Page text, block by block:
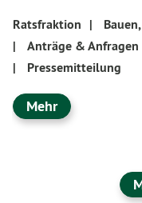
Ratsfraktion |
|
Anträge & Anfragen
|
Pressemitteilung
Mehr